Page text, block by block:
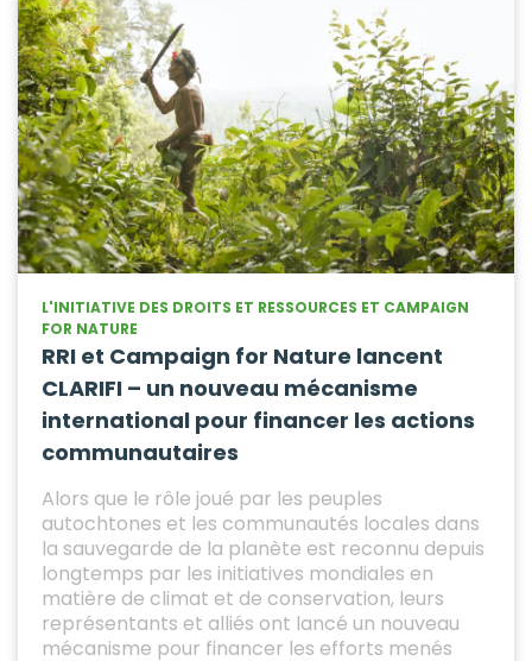
L'INITIATIVE DES DROITS ET RESSOURCES ET CAMPAIGN
FOR NATURE
RRI et Campaign for Nature lancent
CLARIFI – un nouveau mécanisme
international pour financer les actions
communautaires
Alors que le rôle joué par les peuples
autochtones et les communautés locales dans
la sauvegarde de la planète est reconnu depuis
longtemps par les initiatives mondiales en
matière de climat et de conservation, leurs
représentants et alliés ont lancé un nouveau
mécanisme pour financer les efforts menés